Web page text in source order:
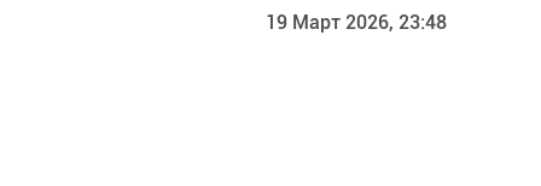
19 Март 2026, 23:48